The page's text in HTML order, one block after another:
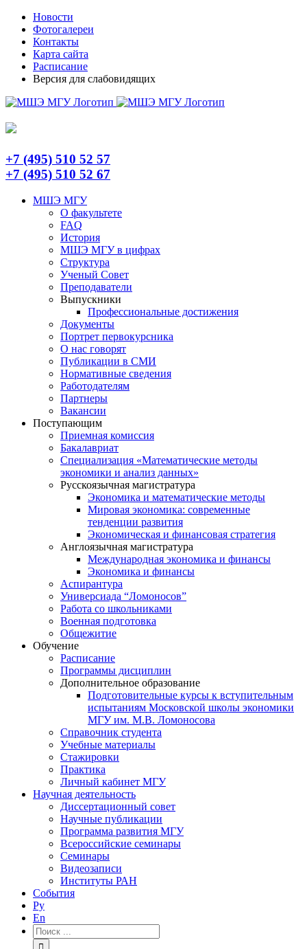
Skip
content
TelegramНовости
Фотогалереи
Контакты
Карта сайта
Расписание
Версия для слабовидящих
+7 (495) 510 52 57
+7 (495) 510 52 67
МШЭ МГУ
О факультете
FAQ
История
МШЭ МГУ в цифрах
Структура
Ученый Совет
Преподаватели
Выпускники
Профессиональные достижения
Документы
Портрет первокурсника
О нас говорят
Публикации в СМИ
Нормативные сведения
Работодателям
Партнеры
Вакансии
Поступающим
Приемная комиссия
Бакалавриат
Специализация «Математические методы
экономики и анализ данных»
Русскоязычная магистратура
Экономика и математические методы
Мировая экономика: современные
тенденции развития
Экономическая и финансовая стратегия
Англоязычная магистратура
Международная экономика и финансы
Экономика и финансы
Аспирантура
Универсиада “Ломоносов”
Работа со школьниками
Военная подготовка
Общежитие
Обучение
Расписание
Программы дисциплин
Дополнительное образование
Подготовительные курсы к вступительным
испытаниям Московской школы экономики
МГУ им. М.В. Ломоносова
Справочник студента
Учебные материалы
Стажировки
Практика
Личный кабинет МГУ
Научная деятельность
Диссертационный совет
Научные публикации
Программа развития МГУ
Всероссийские семинары
Семинары
Видеозаписи
Институты РАН
События
Ру
En
Результат
поиска: